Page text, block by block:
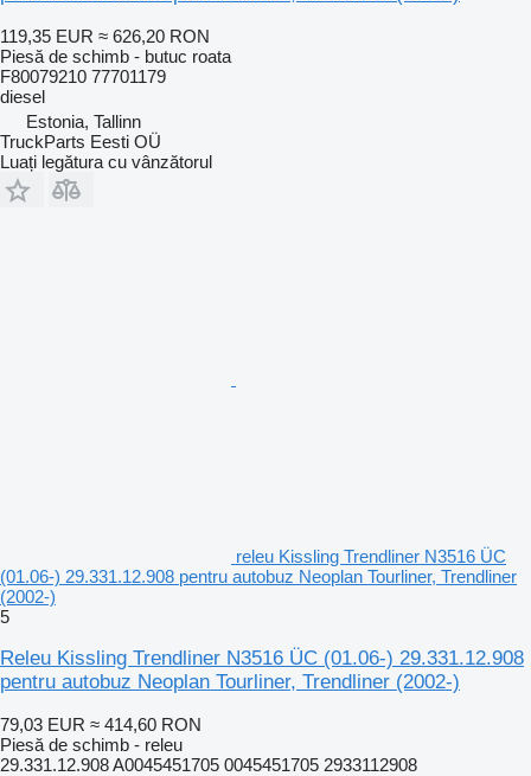
119,35 EUR ≈ 626,20 RON
Piesă de schimb - butuc roata
F80079210 77701179
diesel
Estonia, Tallinn
TruckParts Eesti OÜ
Luați legătura cu vânzătorul
releu Kissling Trendliner N3516 ÜC
(01.06-) 29.331.12.908 pentru autobuz Neoplan Tourliner, Trendliner
(2002-)
5
Releu Kissling Trendliner N3516 ÜC (01.06-) 29.331.12.908
pentru autobuz Neoplan Tourliner, Trendliner (2002-)
79,03 EUR ≈ 414,60 RON
Piesă de schimb - releu
29.331.12.908 A0045451705 0045451705 2933112908